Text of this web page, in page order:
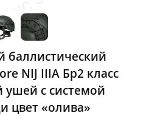
баллистический
NIJ IIIA Бр2 класс
с системой
цвет «олива»